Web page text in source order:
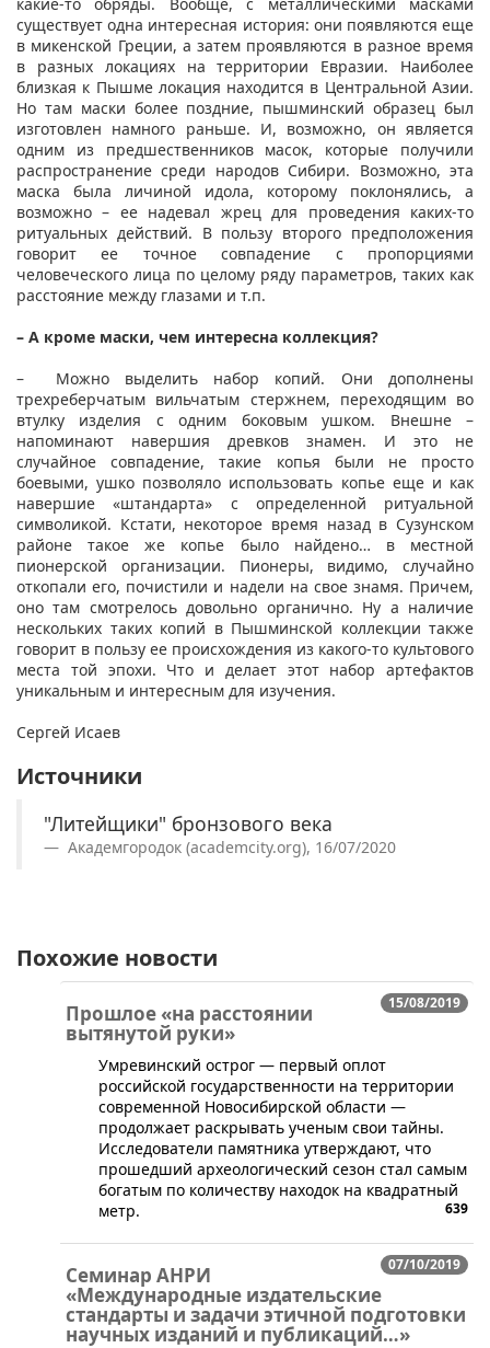
существует одна интересная история: они появляются еще
в микенской Греции, а затем проявляются в разное время
в разных локациях на территории Евразии. Наиболее
близкая к Пышме локация находится в Центральной Азии.
Но там маски более поздние, пышминский образец был
изготовлен намного раньше. И, возможно, он является
одним из предшественников масок, которые получили
распространение среди народов Сибири. Возможно, эта
маска была личиной идола, которому поклонялись, а
возможно – ее надевал жрец для проведения каких-то
ритуальных действий. В пользу второго предположения
говорит ее точное совпадение с пропорциями
человеческого лица по целому ряду параметров, таких как
расстояние между глазами и т.п.
– А кроме маски, чем интересна коллекция?
– Можно выделить набор копий. Они дополнены
трехреберчатым вильчатым стержнем, переходящим во
втулку изделия с одним боковым ушком. Внешне –
напоминают навершия древков знамен. И это не
случайное совпадение, такие копья были не просто
боевыми, ушко позволяло использовать копье еще и как
навершие «штандарта» с определенной ритуальной
символикой. Кстати, некоторое время назад в Сузунском
районе такое же копье было найдено… в местной
пионерской организации. Пионеры, видимо, случайно
откопали его, почистили и надели на свое знамя. Причем,
оно там смотрелось довольно органично. Ну а наличие
нескольких таких копий в Пышминской коллекции также
говорит в пользу ее происхождения из какого-то культового
места той эпохи. Что и делает этот набор артефактов
уникальным и интересным для изучения.
Сергей Исаев
Источники
"Литейщики" бронзового века
Академгородок (academcity.org), 16/07/2020
Похожие новости
15/08/2019
Прошлое «на расстоянии
вытянутой руки»
У​мревинский острог — первый оплот
российской государственности на территории
современной Новосибирской области —
продолжает раскрывать ученым свои тайны.
Исследователи памятника утверждают, что
прошедший археологический сезон стал самым
богатым по количеству находок на квадратный
метр.
639
07/10/2019
Семинар АНРИ
«Международные издательские
стандарты и задачи этичной подготовки
научных изданий и публикаций…»